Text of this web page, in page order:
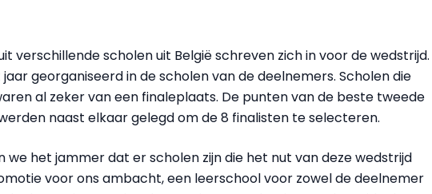
verschillende scholen uit België schreven zich in voor de wedstrijd.
georganiseerd in de scholen van de deelnemers. Scholen die
al zeker van een finaleplaats. De punten van de beste tweede
naast elkaar gelegd om de 8 finalisten te selecteren.
we het jammer dat er scholen zijn die het nut van deze wedstrijd
voor ons ambacht, een leerschool voor zowel de deelnemer